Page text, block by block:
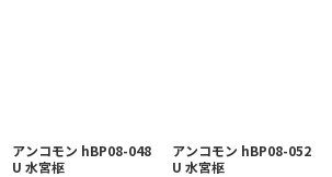
アンコモン hBP08-048
U 水宮枢
アンコモン hBP08-052
U 水宮枢